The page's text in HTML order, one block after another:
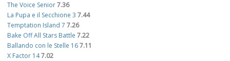
The Voice Senior7.36
La Pupa e il Secchione 3 7.44
Temptation Island 7 7.26
Bake Off All Stars Battle 7.22
Ballando con le Stelle 167.11
X Factor 147.02